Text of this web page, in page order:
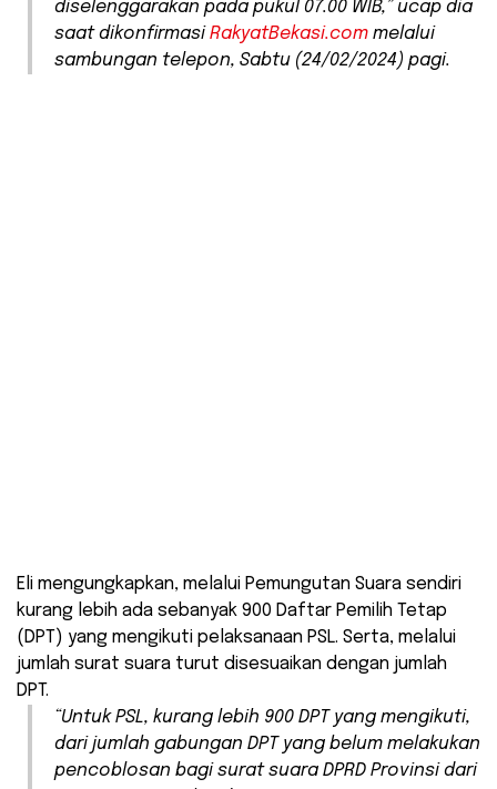
diselenggarakan pada pukul 07.00 WIB,” ucap dia
saat dikonfirmasi RakyatBekasi.com melalui
sambungan telepon, Sabtu (24/02/2024) pagi.
Eli mengungkapkan, melalui Pemungutan Suara sendiri
kurang lebih ada sebanyak 900 Daftar Pemilih Tetap
(DPT) yang mengikuti pelaksanaan PSL. Serta, melalui
jumlah surat suara turut disesuaikan dengan jumlah
DPT.
“Untuk PSL, kurang lebih 900 DPT yang mengikuti,
dari jumlah gabungan DPT yang belum melakukan
pencoblosan bagi surat suara DPRD Provinsi dari